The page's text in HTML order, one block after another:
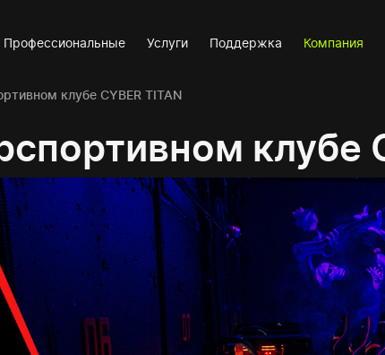
Профессиональные Услуги Поддержка Компания
клубе CYBER TITAN
клубе